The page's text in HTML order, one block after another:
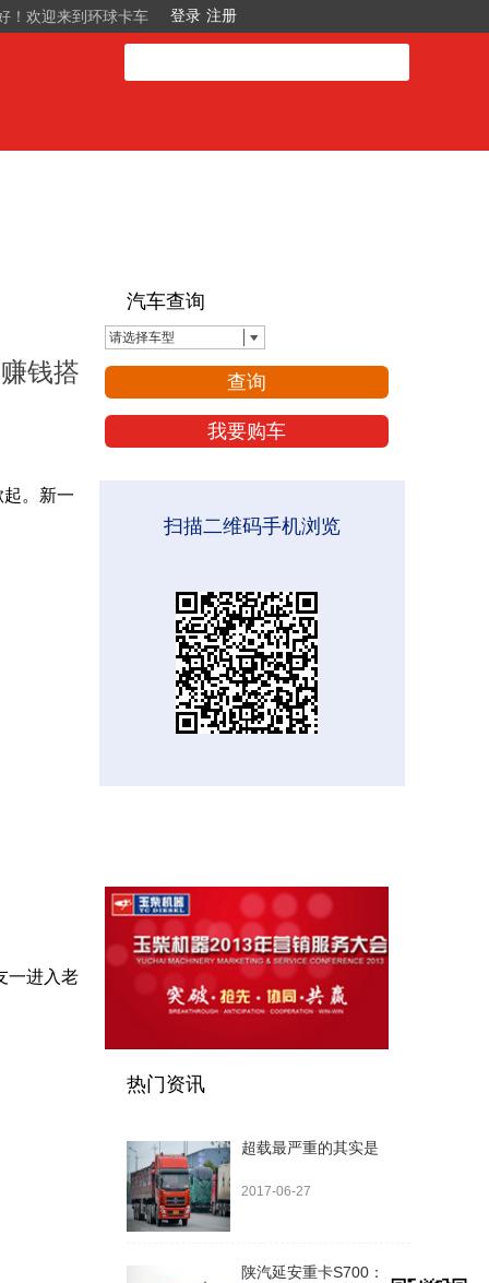
！欢迎来到环球卡车
钱搭
起。新一
一进入老
汽车查询
请选择车型
查询
我要购车
扫描二维码手机浏览
热门资讯
超载最严重的其实是
2017-06-27
陕汽延安重卡S700：